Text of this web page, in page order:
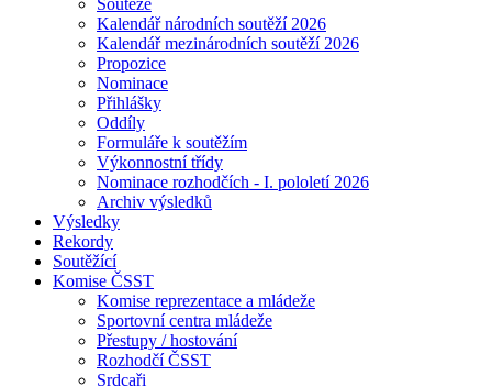
Soutěže
Kalendář národních soutěží 2026
Kalendář mezinárodních soutěží 2026
Propozice
Nominace
Přihlášky
Oddíly
Formuláře k soutěžím
Výkonnostní třídy
Nominace rozhodčích - I. pololetí 2026
Archiv výsledků
Výsledky
Rekordy
Soutěžící
Komise ČSST
Komise reprezentace a mládeže
Sportovní centra mládeže
Přestupy / hostování
Rozhodčí ČSST
Srdcaři